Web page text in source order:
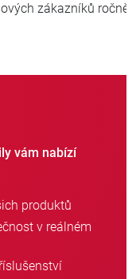
jednotek
vám nabízí
produktů
v reálném